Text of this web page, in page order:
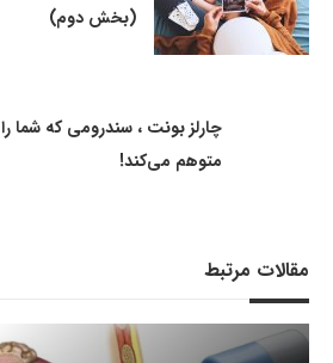
(بخش دوم)
چارلز بونت ، سندرومی که شما را
متوهم می‌کند!
مقالات مرتبط